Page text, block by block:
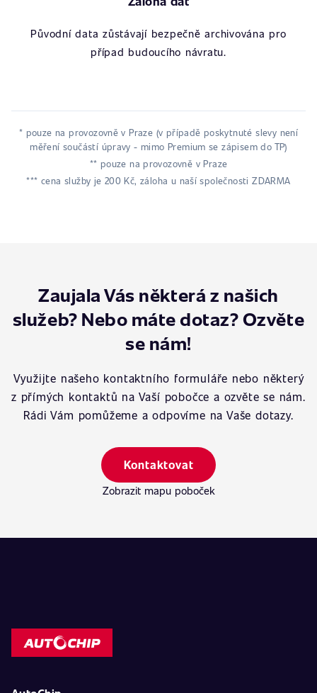
Původní data zůstávají bezpečně archivována pro
případ budoucího návratu.
* pouze na provozovně v Praze (v případě poskytnuté slevy není
měření součástí úpravy - mimo Premium se zápisem do TP)
** pouze na provozovně v Praze
*** cena služby je 200 Kč, záloha u naší společnosti ZDARMA
Zaujala Vás některá z našich
služeb? Nebo máte dotaz? Ozvěte
se nám!
Využijte našeho kontaktního formuláře nebo některý
z přímých kontaktů na Vaší pobočce a ozvěte se nám.
Rádi Vám pomůžeme a odpovíme na Vaše dotazy.
Kontaktovat
Zobrazit mapu poboček